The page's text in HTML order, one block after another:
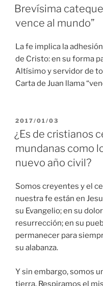
EL
Brevísima
vence al mundo”
La fe implica la
de Cristo: en su forma
Altísimo y servidor de
Carta de Juan llama
PUBLICADO
EL
2017/01/03
¿Es de cristianos
mundanas como
nuevo año civil?
Somos creyentes y el
nuestra fe están en
su Evangelio; en su
resurrección; en su
permanecer para
su alabanza.
Y sin embargo, somos
tierra. Respiramos el